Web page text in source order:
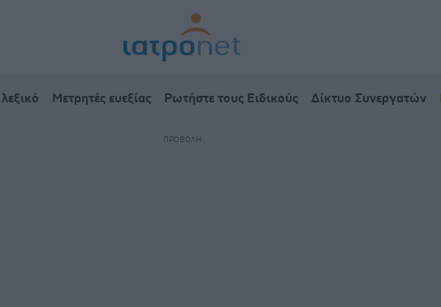
λεξικό Μετρητές ευεξίας Ρωτήστε τους Ειδικούς Δίκτυο Συνεργατών